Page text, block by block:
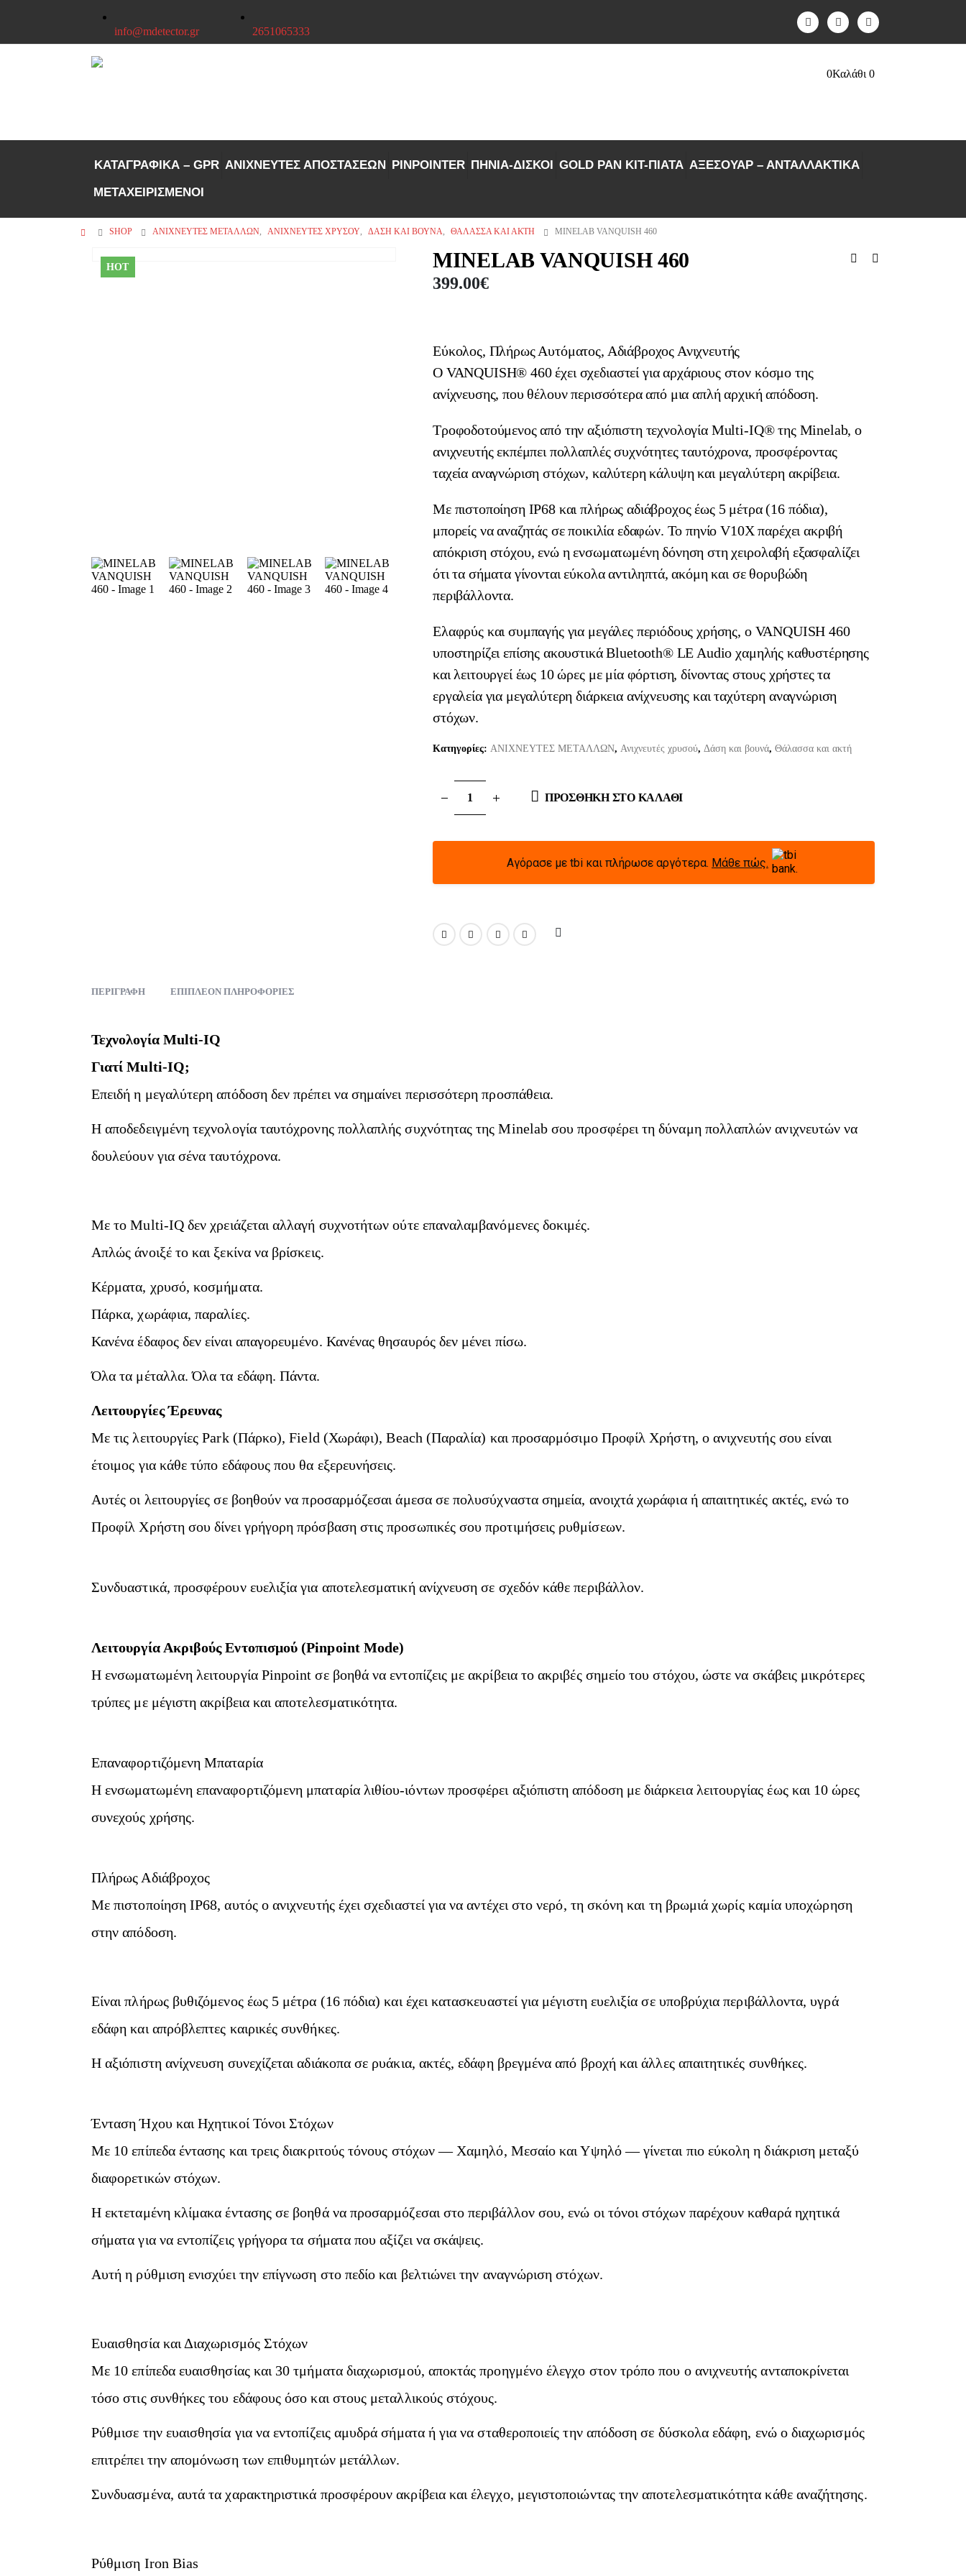
info@mdetector.gr 2651065333
0Καλάθι 0
ΚΑΤΑΓΡΑΦΙΚΑ – GPR ΑΝΙΧΝΕΥΤΕΣ ΑΠΟΣΤΑΣΕΩΝ PINPOINTER ΠΗΝΙΑ-ΔΙΣΚΟΙ GOLD PAN KIT-ΠΙΑΤΑ ΑΞΕΣΟΥΑΡ – ΑΝΤΑΛΛΑΚΤΙΚΑ
ΜΕΤΑΧΕΙΡΙΣΜΕΝΟΙ
SHOP ΑΝΙΧΝΕΥΤΕΣ ΜΕΤΑΛΛΩΝ, ΑΝΙΧΝΕΥΤΈΣ ΧΡΥΣΟΎ, ΔΆΣΗ ΚΑΙ ΒΟΥΝΆ, ΘΆΛΑΣΣΑ ΚΑΙ ΑΚΤΉ MINELAB VANQUISH 460
HOT MINELAB VANQUISH 460
399.00€
Εύκολος, Πλήρως Αυτόματος, Αδιάβροχος Ανιχνευτής
Ο VANQUISH® 460 έχει σχεδιαστεί για αρχάριους στον κόσμο της
ανίχνευσης, που θέλουν περισσότερα από μια απλή αρχική απόδοση.
Τροφοδοτούμενος από την αξιόπιστη τεχνολογία Multi-IQ® της Minelab, ο
ανιχνευτής εκπέμπει πολλαπλές συχνότητες ταυτόχρονα, προσφέροντας
ταχεία αναγνώριση στόχων, καλύτερη κάλυψη και μεγαλύτερη ακρίβεια.
Με πιστοποίηση IP68 και πλήρως αδιάβροχος έως 5 μέτρα (16 πόδια),
μπορείς να αναζητάς σε ποικιλία εδαφών. Το πηνίο V10X παρέχει ακριβή
απόκριση στόχου, ενώ η ενσωματωμένη δόνηση στη χειρολαβή εξασφαλίζει
ότι τα σήματα γίνονται εύκολα αντιληπτά, ακόμη και σε θορυβώδη
περιβάλλοντα.
Ελαφρύς και συμπαγής για μεγάλες περιόδους χρήσης, ο VANQUISH 460
υποστηρίζει επίσης ακουστικά Bluetooth® LE Audio χαμηλής καθυστέρησης
και λειτουργεί έως 10 ώρες με μία φόρτιση, δίνοντας στους χρήστες τα
εργαλεία για μεγαλύτερη διάρκεια ανίχνευσης και ταχύτερη αναγνώριση
στόχων.
Κατηγορίες: ΑΝΙΧΝΕΥΤΕΣ ΜΕΤΑΛΛΩΝ, Ανιχνευτές χρυσού, Δάση και βουνά, Θάλασσα και ακτή
ΠΡΟΣΘΉΚΗ ΣΤΟ ΚΑΛΆΘΙ
Αγόρασε με tbi και πλήρωσε αργότερα. Μάθε πώς.
ΠΕΡΙΓΡΑΦΉ ΕΠΙΠΛΈΟΝ ΠΛΗΡΟΦΟΡΊΕΣ
Τεχνολογία Multi-IQ
Γιατί Multi-IQ;
Επειδή η μεγαλύτερη απόδοση δεν πρέπει να σημαίνει περισσότερη προσπάθεια.
Η αποδεδειγμένη τεχνολογία ταυτόχρονης πολλαπλής συχνότητας της Minelab σου προσφέρει τη δύναμη πολλαπλών ανιχνευτών να
δουλεύουν για σένα ταυτόχρονα.
Με το Multi-IQ δεν χρειάζεται αλλαγή συχνοτήτων ούτε επαναλαμβανόμενες δοκιμές.
Απλώς άνοιξέ το και ξεκίνα να βρίσκεις.
Κέρματα, χρυσό, κοσμήματα.
Πάρκα, χωράφια, παραλίες.
Κανένα έδαφος δεν είναι απαγορευμένο. Κανένας θησαυρός δεν μένει πίσω.
Όλα τα μέταλλα. Όλα τα εδάφη. Πάντα.
Λειτουργίες Έρευνας
Με τις λειτουργίες Park (Πάρκο), Field (Χωράφι), Beach (Παραλία) και προσαρμόσιμο Προφίλ Χρήστη, ο ανιχνευτής σου είναι
έτοιμος για κάθε τύπο εδάφους που θα εξερευνήσεις.
Αυτές οι λειτουργίες σε βοηθούν να προσαρμόζεσαι άμεσα σε πολυσύχναστα σημεία, ανοιχτά χωράφια ή απαιτητικές ακτές, ενώ το
Προφίλ Χρήστη σου δίνει γρήγορη πρόσβαση στις προσωπικές σου προτιμήσεις ρυθμίσεων.
Συνδυαστικά, προσφέρουν ευελιξία για αποτελεσματική ανίχνευση σε σχεδόν κάθε περιβάλλον.
Λειτουργία Ακριβούς Εντοπισμού (Pinpoint Mode)
Η ενσωματωμένη λειτουργία Pinpoint σε βοηθά να εντοπίζεις με ακρίβεια το ακριβές σημείο του στόχου, ώστε να σκάβεις μικρότερες
τρύπες με μέγιστη ακρίβεια και αποτελεσματικότητα.
Επαναφορτιζόμενη Μπαταρία
Η ενσωματωμένη επαναφορτιζόμενη μπαταρία λιθίου-ιόντων προσφέρει αξιόπιστη απόδοση με διάρκεια λειτουργίας έως και 10 ώρες
συνεχούς χρήσης.
Πλήρως Αδιάβροχος
Με πιστοποίηση IP68, αυτός ο ανιχνευτής έχει σχεδιαστεί για να αντέχει στο νερό, τη σκόνη και τη βρωμιά χωρίς καμία υποχώρηση
στην απόδοση.
Είναι πλήρως βυθιζόμενος έως 5 μέτρα (16 πόδια) και έχει κατασκευαστεί για μέγιστη ευελιξία σε υποβρύχια περιβάλλοντα, υγρά
εδάφη και απρόβλεπτες καιρικές συνθήκες.
Η αξιόπιστη ανίχνευση συνεχίζεται αδιάκοπα σε ρυάκια, ακτές, εδάφη βρεγμένα από βροχή και άλλες απαιτητικές συνθήκες.
Ένταση Ήχου και Ηχητικοί Τόνοι Στόχων
Με 10 επίπεδα έντασης και τρεις διακριτούς τόνους στόχων — Χαμηλό, Μεσαίο και Υψηλό — γίνεται πιο εύκολη η διάκριση μεταξύ
διαφορετικών στόχων.
Η εκτεταμένη κλίμακα έντασης σε βοηθά να προσαρμόζεσαι στο περιβάλλον σου, ενώ οι τόνοι στόχων παρέχουν καθαρά ηχητικά
σήματα για να εντοπίζεις γρήγορα τα σήματα που αξίζει να σκάψεις.
Αυτή η ρύθμιση ενισχύει την επίγνωση στο πεδίο και βελτιώνει την αναγνώριση στόχων.
Ευαισθησία και Διαχωρισμός Στόχων
Με 10 επίπεδα ευαισθησίας και 30 τμήματα διαχωρισμού, αποκτάς προηγμένο έλεγχο στον τρόπο που ο ανιχνευτής ανταποκρίνεται
τόσο στις συνθήκες του εδάφους όσο και στους μεταλλικούς στόχους.
Ρύθμισε την ευαισθησία για να εντοπίζεις αμυδρά σήματα ή για να σταθεροποιείς την απόδοση σε δύσκολα εδάφη, ενώ ο διαχωρισμός
επιτρέπει την απομόνωση των επιθυμητών μετάλλων.
Συνδυασμένα, αυτά τα χαρακτηριστικά προσφέρουν ακρίβεια και έλεγχο, μεγιστοποιώντας την αποτελεσματικότητα κάθε αναζήτησης.
Ρύθμιση Iron Bias